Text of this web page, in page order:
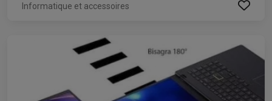
Informatique et accessoires